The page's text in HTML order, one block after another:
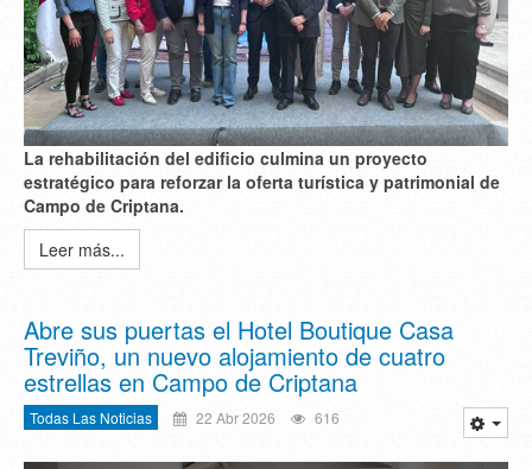
La rehabilitación del edificio culmina un proyecto
estratégico para reforzar la oferta turística y patrimonial de
Campo de Criptana.
Leer más...
Abre sus puertas el Hotel Boutique Casa
Treviño, un nuevo alojamiento de cuatro
estrellas en Campo de Criptana
Todas Las Noticias 22 Abr 2026 616